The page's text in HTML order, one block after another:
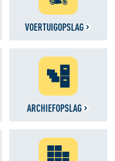
VOERTUIGOPSLAG
ARCHIEFOPSLAG